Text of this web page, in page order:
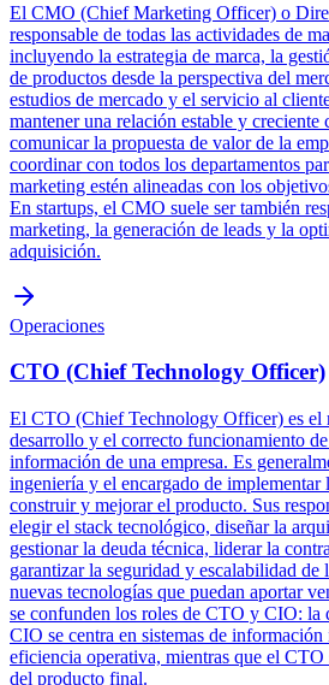
El CMO (Chief Marketing Officer) o
responsable de todas las actividades de
incluyendo la estrategia de marca, la
de productos desde la perspectiva del
estudios de mercado y el servicio al
mantener una relación estable y creciente
comunicar la propuesta de valor de la
coordinar con todos los departamentos
marketing estén alineadas con los
En startups, el CMO suele ser también
marketing, la generación de leads y la
adquisición.
Operaciones
CTO (Chief Technology Officer)
El CTO (Chief Technology Officer) es el
desarrollo y el correcto funcionamiento
información de una empresa. Es
ingeniería y el encargado de implementar
construir y mejorar el producto. Sus
elegir el stack tecnológico, diseñar la
gestionar la deuda técnica, liderar la
garantizar la seguridad y escalabilidad de
nuevas tecnologías que puedan aportar
se confunden los roles de CTO y CIO: la
CIO se centra en sistemas de información
eficiencia operativa, mientras que el CTO
del producto final.